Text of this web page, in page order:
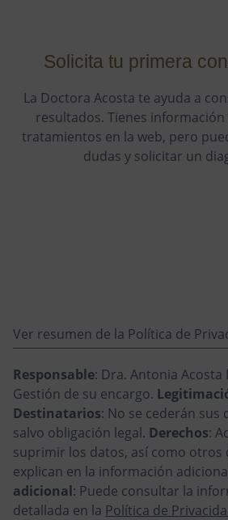
Solicita tu primera
La Doctora Acosta te ayuda a
resultados. Tienes
tratamientos en la web, pero
dudas y solicitar un
Ver resumen de la Política de
Responsable: Dra. Antonia Acosta
Gestión de su encargo.
Destinatarios: No se cederán sus
salvo obligación legal. Derechos:
suprimir los datos, así como otros
explican en la información
adicional: Puede consultar la
detallada en la Política de